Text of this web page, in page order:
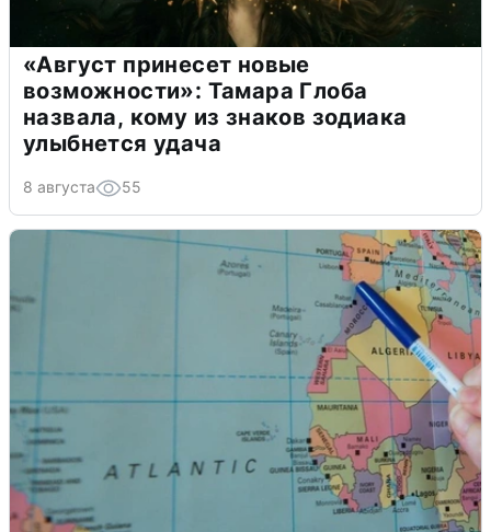
«Август принесет новые
возможности»: Тамара Глоба
назвала, кому из знаков зодиака
улыбнется удача
8 августа 55